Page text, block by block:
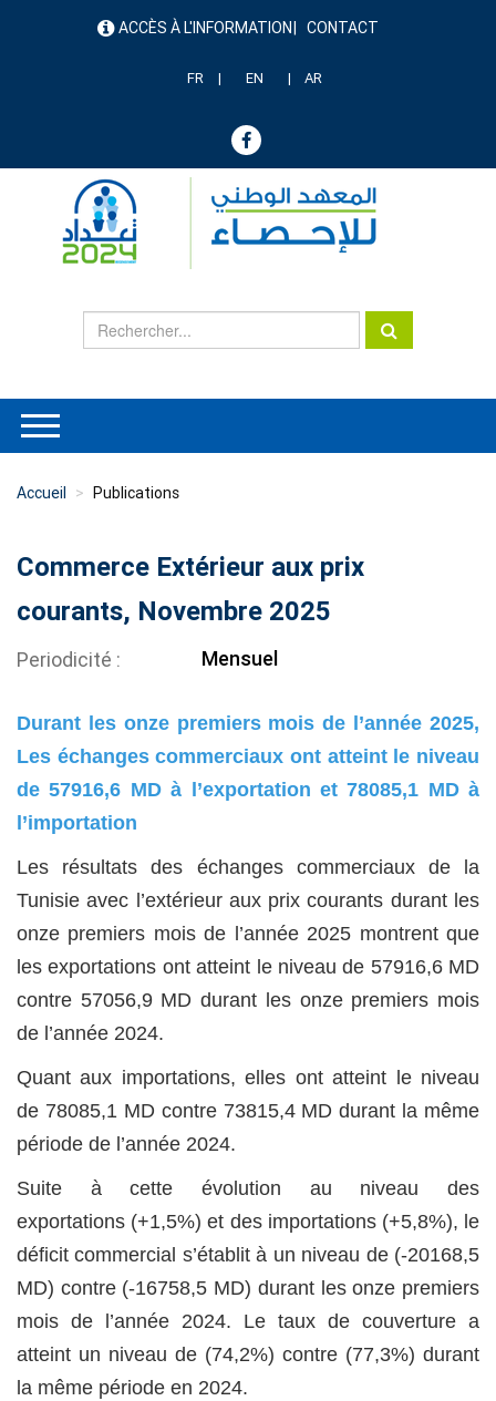
menu ACCÈS À L'INFORMATION CONTACT
FR EN AR
Accueil Publications
Commerce Extérieur aux prix
courants, Novembre 2025
Periodicité Mensuel
Durant les onze premiers mois de l’année 2025,
Les échanges commerciaux ont atteint le niveau
de 57916,6 MD à l’exportation et 78085,1 MD à
l’importation
Les résultats des échanges commerciaux de la
Tunisie avec l’extérieur aux prix courants durant les
onze premiers mois de l’année 2025 montrent que
les exportations ont atteint le niveau de 57916,6 MD
contre 57056,9 MD durant les onze premiers mois
de l’année 2024.
Quant aux importations, elles ont atteint le niveau
de 78085,1 MD contre 73815,4 MD durant la même
période de l’année 2024.
Suite à cette évolution au niveau des
exportations (+1,5%) et des importations (+5,8%), le
déficit commercial s’établit à un niveau de (-20168,5
MD) contre (-16758,5 MD) durant les onze premiers
mois de l’année 2024. Le taux de couverture a
atteint un niveau de (74,2%) contre (77,3%) durant
la même période en 2024.